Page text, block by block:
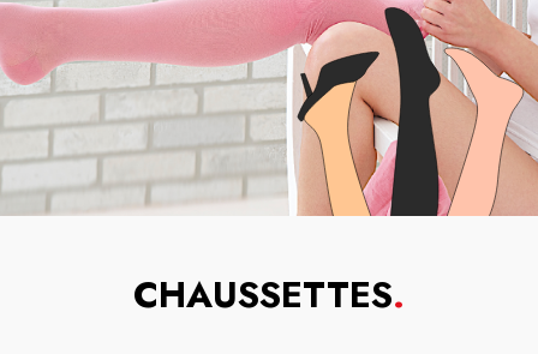
CHAUSSETTES.